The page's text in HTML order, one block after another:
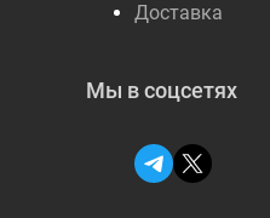
Доставка
Мы в соцсетях